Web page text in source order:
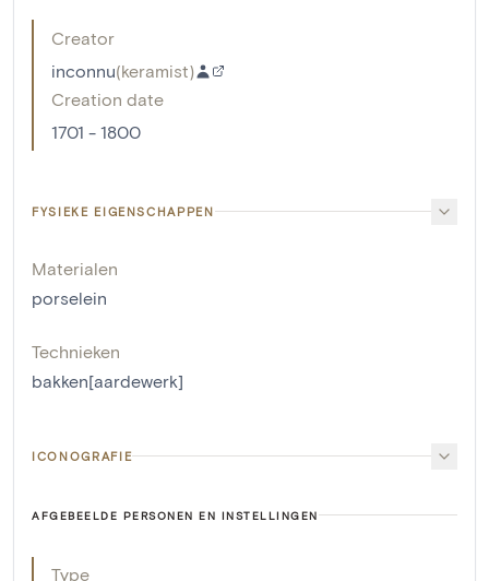
Creator
inconnu(keramist)
Creation date
1701 - 1800
FYSIEKE EIGENSCHAPPEN
Materialen
porselein
Technieken
bakken[aardewerk]
ICONOGRAFIE
AFGEBEELDE PERSONEN EN INSTELLINGEN
Type